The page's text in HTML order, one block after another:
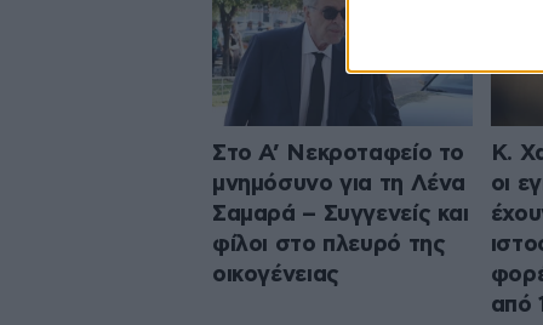
Στο Α’ Νεκροταφείο το
μνημόσυνο για τη Λένα
Σαμαρά – Συγγενείς και
φίλοι στο πλευρό της
οικογένειας
Κ.
οι
από